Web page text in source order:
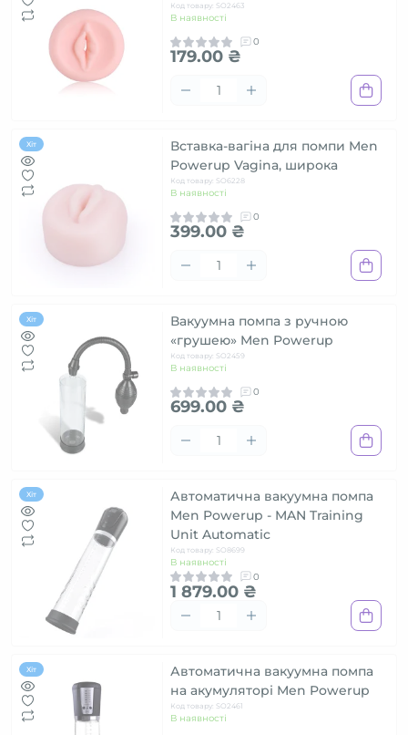
Код товару: SO2463
В наявності
0
179.00 ₴
Хіт
Вставка-вагіна для помпи Men
Powerup Vagina, широка
Код товару: SO6228
В наявності
0
399.00 ₴
Хіт
Вакуумна помпа з ручною
«грушею» Men Powerup
Код товару: SO2459
В наявності
0
699.00 ₴
Хіт
Автоматична вакуумна помпа
Men Powerup - MAN Training
Unit Automatic
Код товару: SO8699
В наявності
0
1 879.00 ₴
Хіт
Автоматична вакуумна помпа
на акумуляторі Men Powerup
Код товару: SO2461
В наявності